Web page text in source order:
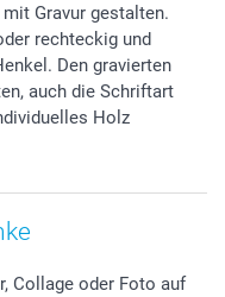
Gravur gestalten.
rechteckig und
Den gravierten
auch die Schriftart
Holz
Collage oder Foto auf